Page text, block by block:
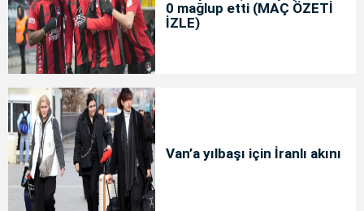
0 mağlup etti (MAÇ ÖZETİ
İZLE)
Van’a yılbaşı için İranlı akını